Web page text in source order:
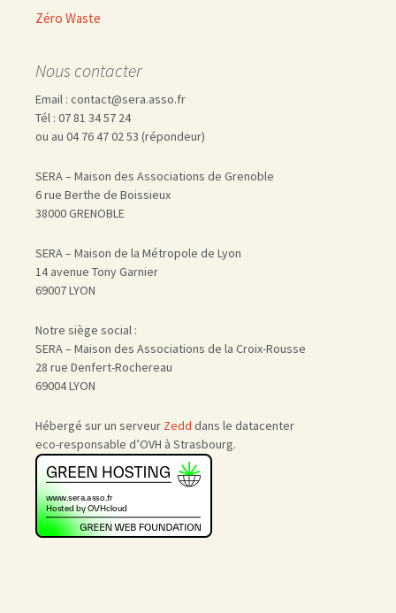
Zéro Waste
Nous contacter
Email : contact@sera.asso.fr
Tél : 07 81 34 57 24
ou au 04 76 47 02 53 (répondeur)
SERA – Maison des Associations de Grenoble
6 rue Berthe de Boissieux
38000 GRENOBLE
SERA – Maison de la Métropole de Lyon
14 avenue Tony Garnier
69007 LYON
Notre siège social :
SERA – Maison des Associations de la Croix-Rousse
28 rue Denfert-Rochereau
69004 LYON
Hébergé sur un serveur Zedd dans le datacenter
eco-responsable d’OVH à Strasbourg.